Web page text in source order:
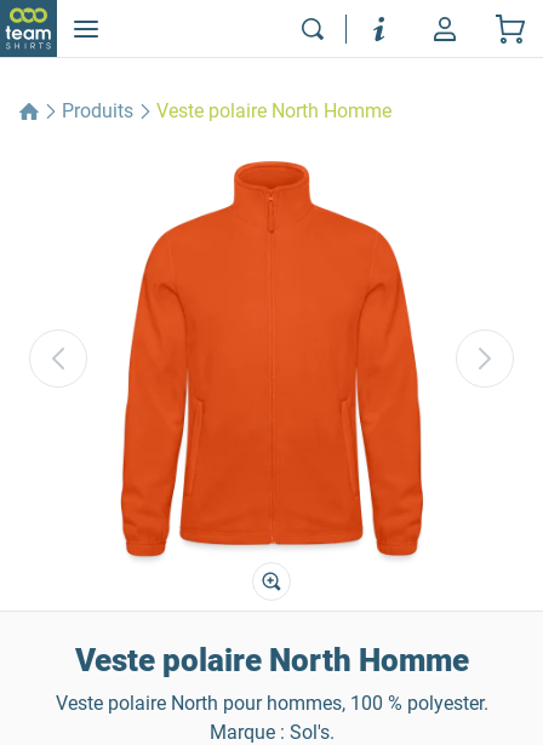
Produits Veste polaire North Homme
Veste polaire North Homme
Veste polaire North pour hommes, 100 % polyester.
Marque : Sol's.